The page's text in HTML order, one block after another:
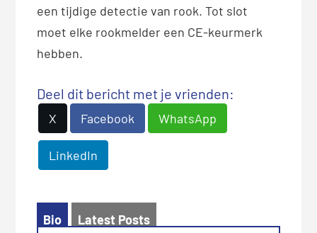
een tijdige detectie van rook. Tot slot
moet elke rookmelder een CE-keurmerk
hebben.
Deel dit bericht met je vrienden:
X Facebook WhatsApp
LinkedIn
Bio
Latest Posts